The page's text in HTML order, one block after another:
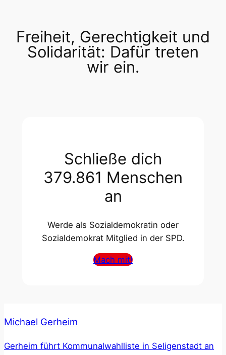
Freiheit, Gerechtigkeit und
Solidarität: Dafür treten
wir ein.
Schließe dich
379.861 Menschen
an
Werde als Sozialdemokratin oder
Sozialdemokrat Mitglied in der SPD.
Mach mit!
Michael Gerheim
Gerheim führt Kommunalwahlliste in Seligenstadt an